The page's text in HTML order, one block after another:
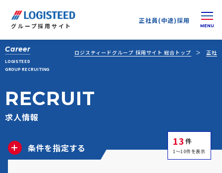
グループ採用サイト
正社員(中途)採用
Career
LOGISTEED
GROUP RECRUITING
ロジスティードグループ 採用サイト 総合トップ 正社
RECRUIT
求人情報
13 件
1～10件を表示
条件を指定する